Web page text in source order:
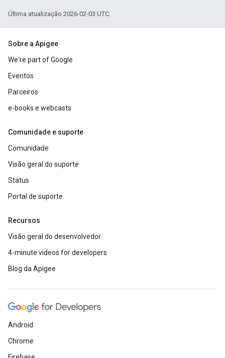
Última atualização 2026-02-03 UTC.
Sobre a Apigee
We're part of Google
Eventos
Parceiros
e-books e webcasts
Comunidade e suporte
Comunidade
Visão geral do suporte
Status
Portal de suporte
Recursos
Visão geral do desenvolvedor
4-minute videos for developers
Blog da Apigee
Android
Chrome